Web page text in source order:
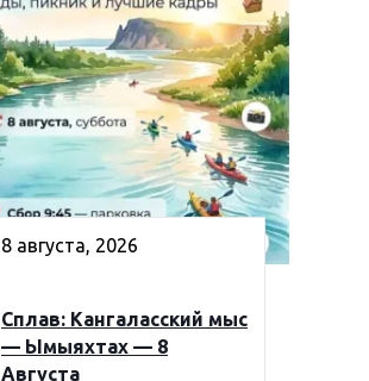
8 августа, 2026
Сплав: Кангаласский мыс
— Ымыяхтах — 8
Августа